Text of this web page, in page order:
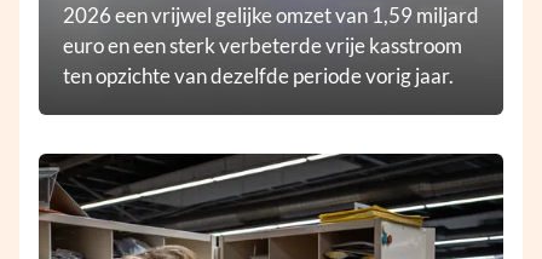
2026 een vrijwel gelijke omzet van 1,59 miljard
euro en een sterk verbeterde vrije kasstroom
ten opzichte van dezelfde periode vorig jaar.